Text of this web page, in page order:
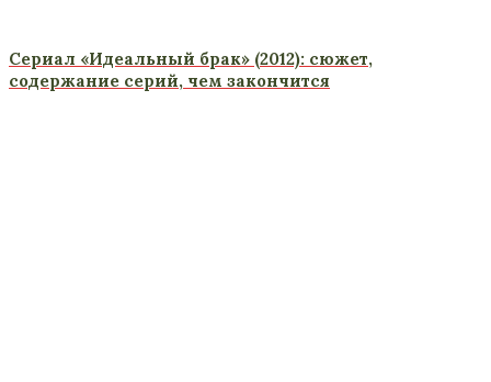
Сериал «Идеальный брак» (2012): сюжет,
содержание серий, чем закончится